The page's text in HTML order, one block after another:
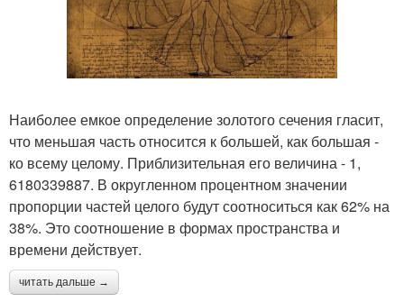
Наиболее емкое определение золотого сечения гласит,
что меньшая часть относится к большей, как большая -
ко всему целому. Приблизительная его величина - 1,
6180339887. В округленном процентном значении
пропорции частей целого будут соотноситься как 62% на
38%. Это соотношение в формах пространства и
времени действует.
читать дальше →